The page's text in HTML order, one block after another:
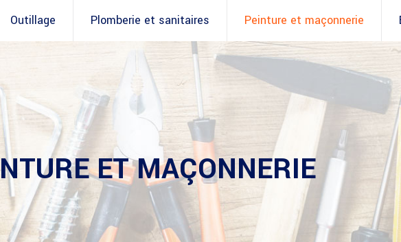
Outillage Plomberie et sanitaires Peinture et maçonnerie
ET MAÇONNERIE